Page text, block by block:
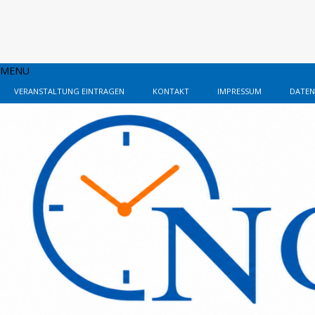
MENU
VERANSTALTUNG EINTRAGEN KONTAKT IMPRESSUM